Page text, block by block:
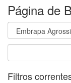
Página de
Filtros